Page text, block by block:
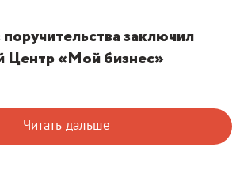
заключил
Центр «Мой бизнес»
Читать дальше